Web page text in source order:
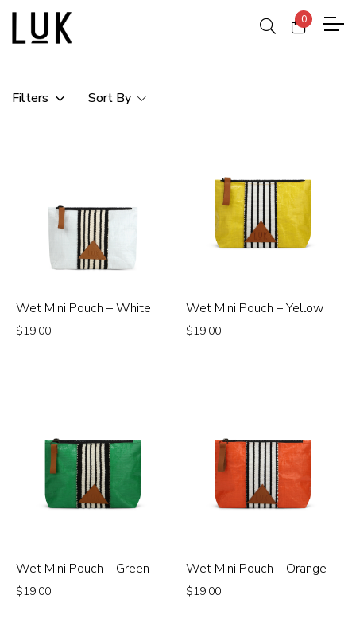
0
Filters Sort By
Wet Mini Pouch – White
$19.00
Wet Mini Pouch – Yellow
$19.00
Wet Mini Pouch – Green
$19.00
Wet Mini Pouch – Orange
$19.00